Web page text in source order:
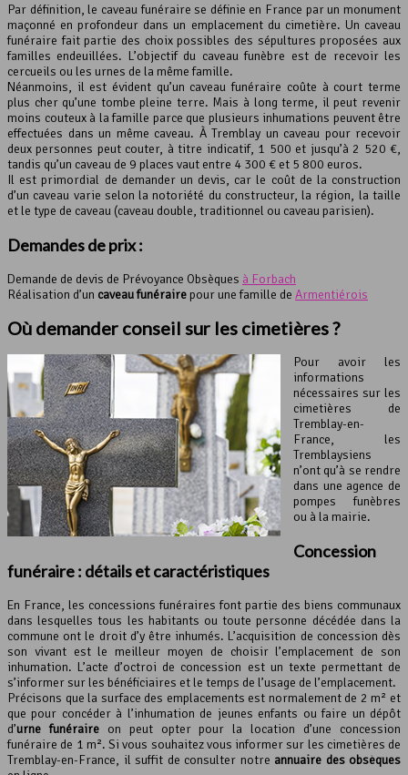
Par définition, le caveau funéraire se définie en France par un monument
maçonné en profondeur dans un emplacement du cimetière. Un caveau
funéraire fait partie des choix possibles des sépultures proposées aux
familles endeuillées. L’objectif du caveau funèbre est de recevoir les
cercueils ou les urnes de la même famille.
Néanmoins, il est évident qu’un caveau funéraire coûte à court terme
plus cher qu’une tombe pleine terre. Mais à long terme, il peut revenir
moins couteux à la famille parce que plusieurs inhumations peuvent être
effectuées dans un même caveau. À Tremblay un caveau pour recevoir
deux personnes peut couter, à titre indicatif, 1 500 et jusqu’à 2 520 €,
tandis qu’un caveau de 9 places vaut entre 4 300 € et 5 800 euros.
Il est primordial de demander un devis, car le coût de la construction
d’un caveau varie selon la notoriété du constructeur, la région, la taille
et le type de caveau (caveau double, traditionnel ou caveau parisien).
Demandes de prix :
Demande de devis de Prévoyance Obsèques à Forbach
Réalisation d’un caveau funéraire pour une famille de Armentiérois
Où demander conseil sur les cimetières ?
Pour avoir les
informations
nécessaires sur les
cimetières de
Tremblay-en-
France, les
Tremblaysiens
n’ont qu’à se rendre
dans une agence de
pompes funèbres
ou à la mairie.
Concession
funéraire : détails et caractéristiques
En France, les concessions funéraires font partie des biens communaux
dans lesquelles tous les habitants ou toute personne décédée dans la
commune ont le droit d’y être inhumés. L’acquisition de concession dès
son vivant est le meilleur moyen de choisir l’emplacement de son
inhumation. L’acte d’octroi de concession est un texte permettant de
s’informer sur les bénéficiaires et le temps de l’usage de l’emplacement.
Précisons que la surface des emplacements est normalement de 2 m² et
que pour concéder à l’inhumation de jeunes enfants ou faire un dépôt
d’urne funéraireon peut opter pour la location d’une concession
funéraire de 1 m². Si vous souhaitez vous informer sur les cimetières de
Tremblay-en-France, il suffit de consulter notre annuaire des obsèques